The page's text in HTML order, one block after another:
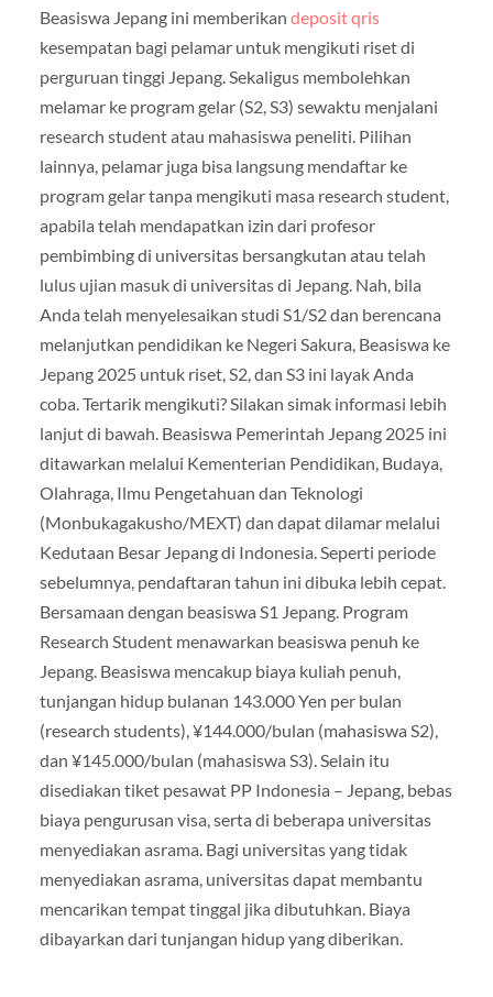
Beasiswa Jepang ini memberikan deposit qris
kesempatan bagi pelamar untuk mengikuti riset di
perguruan tinggi Jepang. Sekaligus membolehkan
melamar ke program gelar (S2, S3) sewaktu menjalani
research student atau mahasiswa peneliti. Pilihan
lainnya, pelamar juga bisa langsung mendaftar ke
program gelar tanpa mengikuti masa research student,
apabila telah mendapatkan izin dari profesor
pembimbing di universitas bersangkutan atau telah
lulus ujian masuk di universitas di Jepang. Nah, bila
Anda telah menyelesaikan studi S1/S2 dan berencana
melanjutkan pendidikan ke Negeri Sakura, Beasiswa ke
Jepang 2025 untuk riset, S2, dan S3 ini layak Anda
coba. Tertarik mengikuti? Silakan simak informasi lebih
lanjut di bawah. Beasiswa Pemerintah Jepang 2025 ini
ditawarkan melalui Kementerian Pendidikan, Budaya,
Olahraga, Ilmu Pengetahuan dan Teknologi
(Monbukagakusho/MEXT) dan dapat dilamar melalui
Kedutaan Besar Jepang di Indonesia. Seperti periode
sebelumnya, pendaftaran tahun ini dibuka lebih cepat.
Bersamaan dengan beasiswa S1 Jepang. Program
Research Student menawarkan beasiswa penuh ke
Jepang. Beasiswa mencakup biaya kuliah penuh,
tunjangan hidup bulanan 143.000 Yen per bulan
(research students), ¥144.000/bulan (mahasiswa S2),
dan ¥145.000/bulan (mahasiswa S3). Selain itu
disediakan tiket pesawat PP Indonesia – Jepang, bebas
biaya pengurusan visa, serta di beberapa universitas
menyediakan asrama. Bagi universitas yang tidak
menyediakan asrama, universitas dapat membantu
mencarikan tempat tinggal jika dibutuhkan. Biaya
dibayarkan dari tunjangan hidup yang diberikan.